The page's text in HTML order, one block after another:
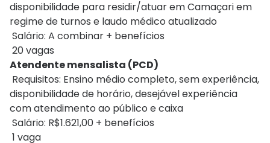
disponibilidade para residir/atuar em Camaçari em
regime de turnos e laudo médico atualizado
Salário: A combinar + benefícios
20 vagas
Atendente mensalista (PCD)
Requisitos: Ensino médio completo, sem experiência,
disponibilidade de horário, desejável experiência
com atendimento ao público e caixa
Salário: R$1.621,00 + benefícios
1 vaga